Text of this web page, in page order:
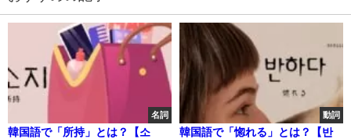
名詞
韓国語で「所持」とは？【소
動詞
韓国語で「惚れる」とは？【반